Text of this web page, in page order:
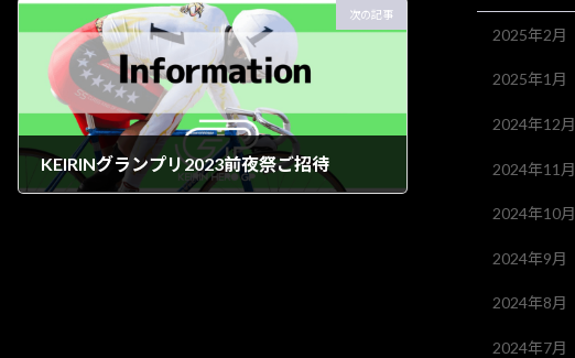
次の記事
KEIRINグランプリ2023前夜祭ご招待
2025年2月
2025年1月
2024年12月
2024年11月
2024年10月
2024年9月
2024年8月
2024年7月